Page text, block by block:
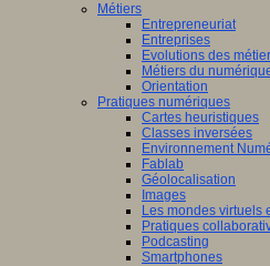
Métiers
Entrepreneuriat
Entreprises
Evolutions des
Métiers du
Orientation
Pratiques numériques
Cartes heuristiques
Classes inversées
Environnement
Fablab
Géolocalisation
Images
Les mondes virtuels
Pratiques
Podcasting
Smartphones